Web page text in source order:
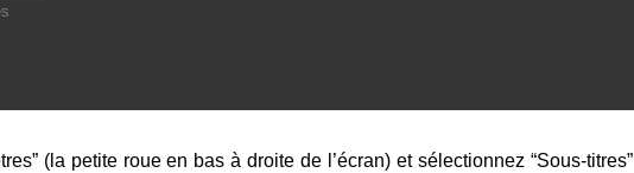
(la petite roue en bas à droite de l’écran) et sélectionnez “Sous-titres”